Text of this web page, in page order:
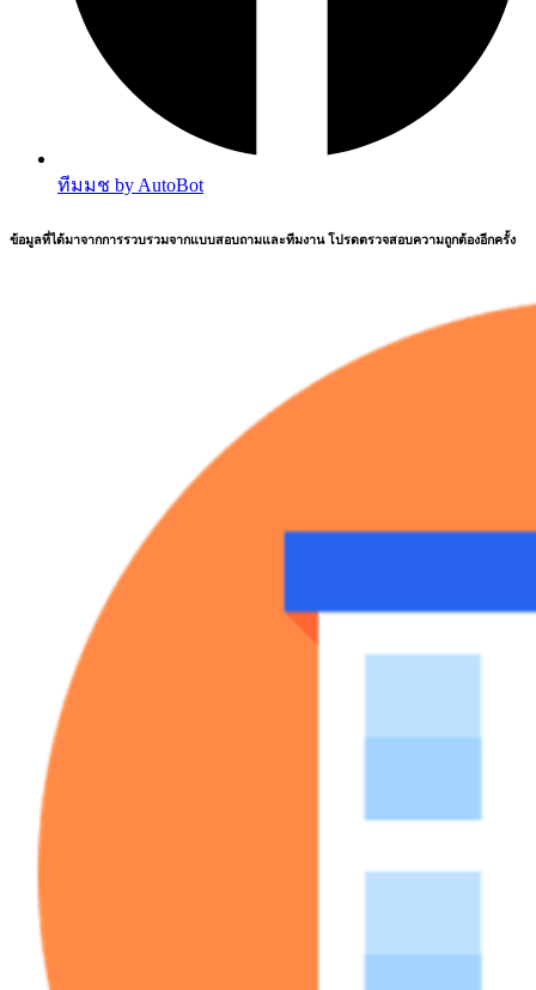
ทีมมช by AutoBot
ข้อมูลที่ได้มาจากการรวบรวมจากแบบสอบถามและทีมงาน โปรดตรวจสอบความถูกต้องอีกครั้ง